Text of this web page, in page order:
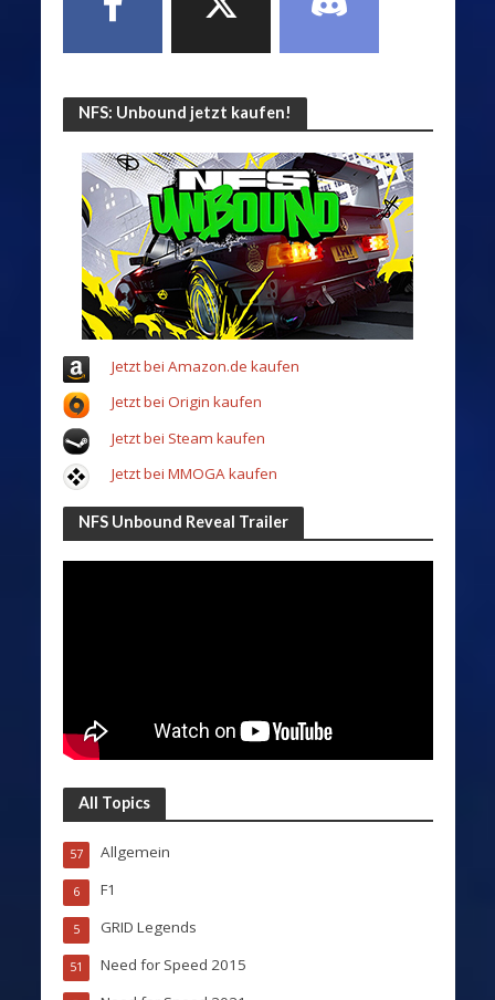
NFS: Unbound jetzt kaufen!
Jetzt bei Amazon.de kaufen
Jetzt bei Origin kaufen
Jetzt bei Steam kaufen
Jetzt bei MMOGA kaufen
NFS Unbound Reveal Trailer
All Topics
Allgemein
57
F1
6
GRID Legends
5
Need for Speed 2015
51